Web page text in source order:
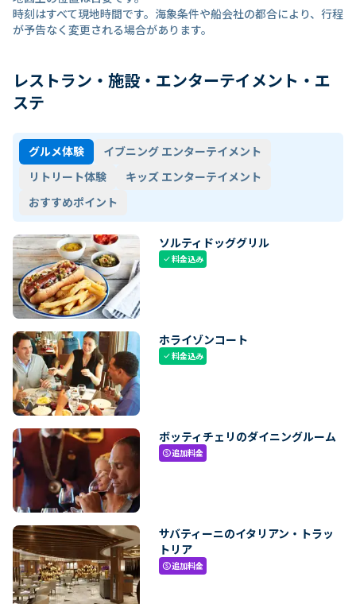
時刻はすべて現地時間です。海象条件や船会社の都合により、行程
が予告なく変更される場合があります。
レストラン・施設・エンターテイメント・エ
ステ
グルメ体験
イブニング エンターテイメント
リトリート体験
キッズ エンターテイメント
おすすめポイント
ソルティドッググリル
check料金込み
ホライゾンコート
check料金込み
ボッティチェリのダイニングルーム
paid追加料金
サバティーニのイタリアン・トラッ
トリア
paid追加料金